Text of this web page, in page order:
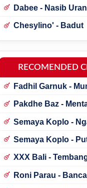
Dabee - Nasib
Chesylino' - Badut
RECOMENDED
Fadhil Garnuk -
Pakdhe Baz -
Semaya Koplo -
Semaya Koplo -
XXX Bali -
Roni Parau -